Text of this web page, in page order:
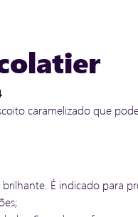
caramelizado que
É indicado para